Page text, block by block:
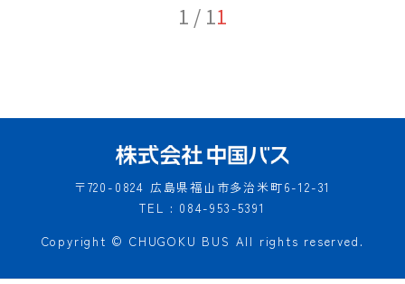
1 / 11
〒720-0824 広島県福山市多治米町6-12-31
TEL : 084-953-5391
Copyright © CHUGOKU BUS All rights reserved.